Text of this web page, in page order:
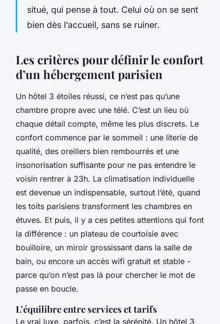
situé, qui pense à tout. Celui où on se sent
bien dès l’accueil, sans se ruiner.
Les critères pour définir le confort
d’un hébergement parisien
Un hôtel 3 étoiles réussi, ce n’est pas qu’une
chambre propre avec une télé. C’est un lieu où
chaque détail compte, même les plus discrets. Le
confort commence par le sommeil : une literie de
qualité, des oreillers bien rembourrés et une
insonorisation suffisante pour ne pas entendre le
voisin rentrer à 23h. La climatisation individuelle
est devenue un indispensable, surtout l’été, quand
les toits parisiens transforment les chambres en
étuves. Et puis, il y a ces petites attentions qui font
la différence : un plateau de courtoisie avec
bouilloire, un miroir grossissant dans la salle de
bain, ou encore un accès wifi gratuit et stable -
parce qu’on n’est pas là pour chercher le mot de
passe en boucle.
L’équilibre entre services et tarifs
Le vrai luxe, parfois, c’est la sérénité. Un hôtel 3